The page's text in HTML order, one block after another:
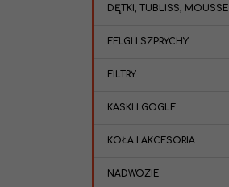
DĘTKI, TUBLISS, MOUSSE
FELGI I SZPRYCHY
FILTRY
KASKI I GOGLE
KOŁA I AKCESORIA
NADWOZIE